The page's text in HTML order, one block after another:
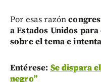
Por esas razón
a Estados Unidos
sobre el tema e
Entérese: Se dispara
negro”